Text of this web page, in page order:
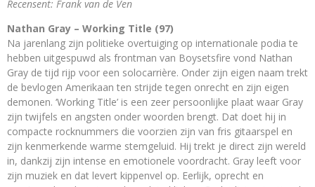
Recensent: Frank van de Ven
Nathan Gray – Working Title (97)
Na jarenlang zijn politieke overtuiging op internationale podia te
hebben uitgespuwd als frontman van Boysetsfire vond Nathan
Gray de tijd rijp voor een solocarrière. Onder zijn eigen naam trekt
de bevlogen Amerikaan ten strijde tegen onrecht en zijn eigen
demonen. ‘Working Title’ is een zeer persoonlijke plaat waar Gray
zijn twijfels en angsten onder woorden brengt. Dat doet hij in
compacte rocknummers die voorzien zijn van fris gitaarspel en
zijn kenmerkende warme stemgeluid. Hij trekt je direct zijn wereld
in, dankzij zijn intense en emotionele voordracht. Gray leeft voor
zijn muziek en dat levert kippenvel op. Eerlijk, oprecht en